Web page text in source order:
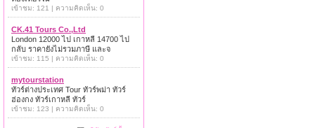
เข้าชม: 121 | ความคิดเห็น: 0
CK.41 Tours Co.,Ltd
London 12000 ไป เกาหลี 14700 ไป
กลับ ราคายังไม่รวมภาษี และจ
เข้าชม: 115 | ความคิดเห็น: 0
mytourstation
ทัวร์ต่างประเทศ Tour ทัวร์พม่า ทัวร์
ฮ่องกง ทัวร์เกาหลี ทัวร์
เข้าชม: 123 | ความคิดเห็น: 0